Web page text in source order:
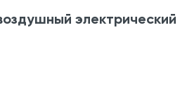
электрический